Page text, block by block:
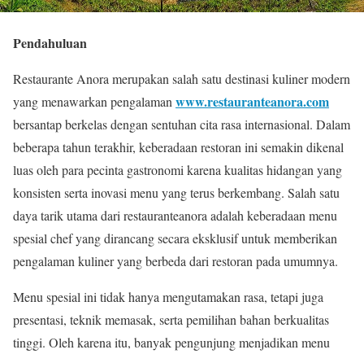
Pendahuluan
Restaurante Anora merupakan salah satu destinasi kuliner modern
yang menawarkan pengalaman www.restauranteanora.com
bersantap berkelas dengan sentuhan cita rasa internasional. Dalam
beberapa tahun terakhir, keberadaan restoran ini semakin dikenal
luas oleh para pecinta gastronomi karena kualitas hidangan yang
konsisten serta inovasi menu yang terus berkembang. Salah satu
daya tarik utama dari restauranteanora adalah keberadaan menu
spesial chef yang dirancang secara eksklusif untuk memberikan
pengalaman kuliner yang berbeda dari restoran pada umumnya.
Menu spesial ini tidak hanya mengutamakan rasa, tetapi juga
presentasi, teknik memasak, serta pemilihan bahan berkualitas
tinggi. Oleh karena itu, banyak pengunjung menjadikan menu